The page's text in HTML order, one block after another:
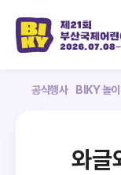
공식행사 BIKY 놀이
와글